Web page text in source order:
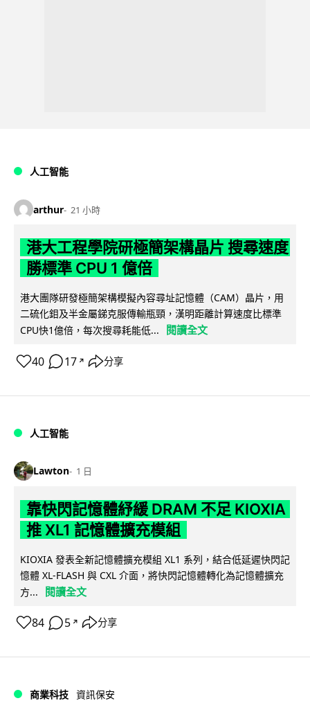
人工智能
arthur 21 小時
港大工程學院研極簡架構晶片 搜尋速度
勝標準 CPU 1 億倍
港大團隊研發極簡架構模擬內容尋址記憶體（CAM）晶片，用
二硫化鉬及半金屬銻克服傳輸瓶頸，漢明距離計算速度比標準
CPU快1億倍，每次搜尋耗能低...
閱讀全文
40 17 ↗ 分享
人工智能
Lawton 1 日
靠快閃記憶體紓緩 DRAM 不足 KIOXIA
推 XL1 記憶體擴充模組
KIOXIA 發表全新記憶體擴充模組 XL1 系列，結合低延遲快閃記
憶體 XL-FLASH 與 CXL 介面，將快閃記憶體轉化為記憶體擴充
方...
閱讀全文
84 5 ↗ 分享
商業科技 資訊保安